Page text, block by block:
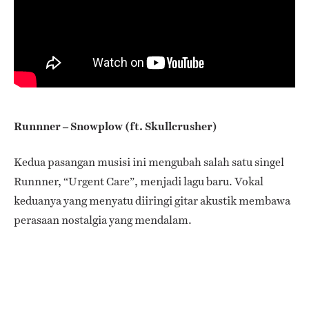
Runnner – Snowplow (ft. Skullcrusher)
Kedua pasangan musisi ini mengubah salah satu singel
Runnner, “Urgent Care”, menjadi lagu baru. Vokal
keduanya yang menyatu diiringi gitar akustik membawa
perasaan nostalgia yang mendalam.